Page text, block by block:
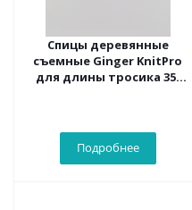
Спицы деревянные
съемные Ginger KnitPro
для длины тросика 35-
Подробнее